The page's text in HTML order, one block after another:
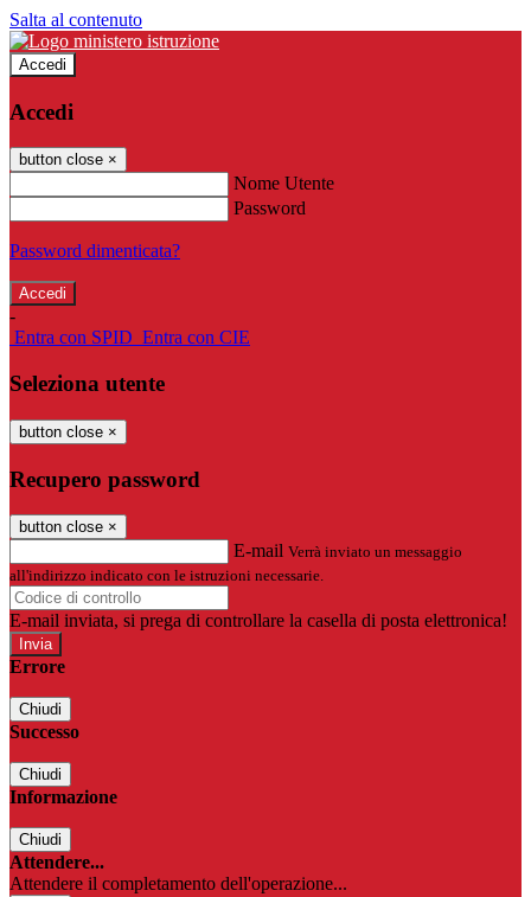
Salta al contenuto
Accedi
Accedi
button close ×
Nome Utente
Password
Password dimenticata?
-
Entra con SPID Entra con CIE
Seleziona utente
button close ×
Recupero password
button close ×
E-mail Verrà inviato un messaggio
all'indirizzo indicato con le istruzioni necessarie.
E-mail inviata, si prega di controllare la casella di posta elettronica!
Errore
Chiudi
Successo
Chiudi
Informazione
Chiudi
Attendere...
Attendere il completamento dell'operazione...